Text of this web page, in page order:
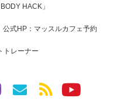
HACK」
式HP：マッスルカフェ予約
トレーナー